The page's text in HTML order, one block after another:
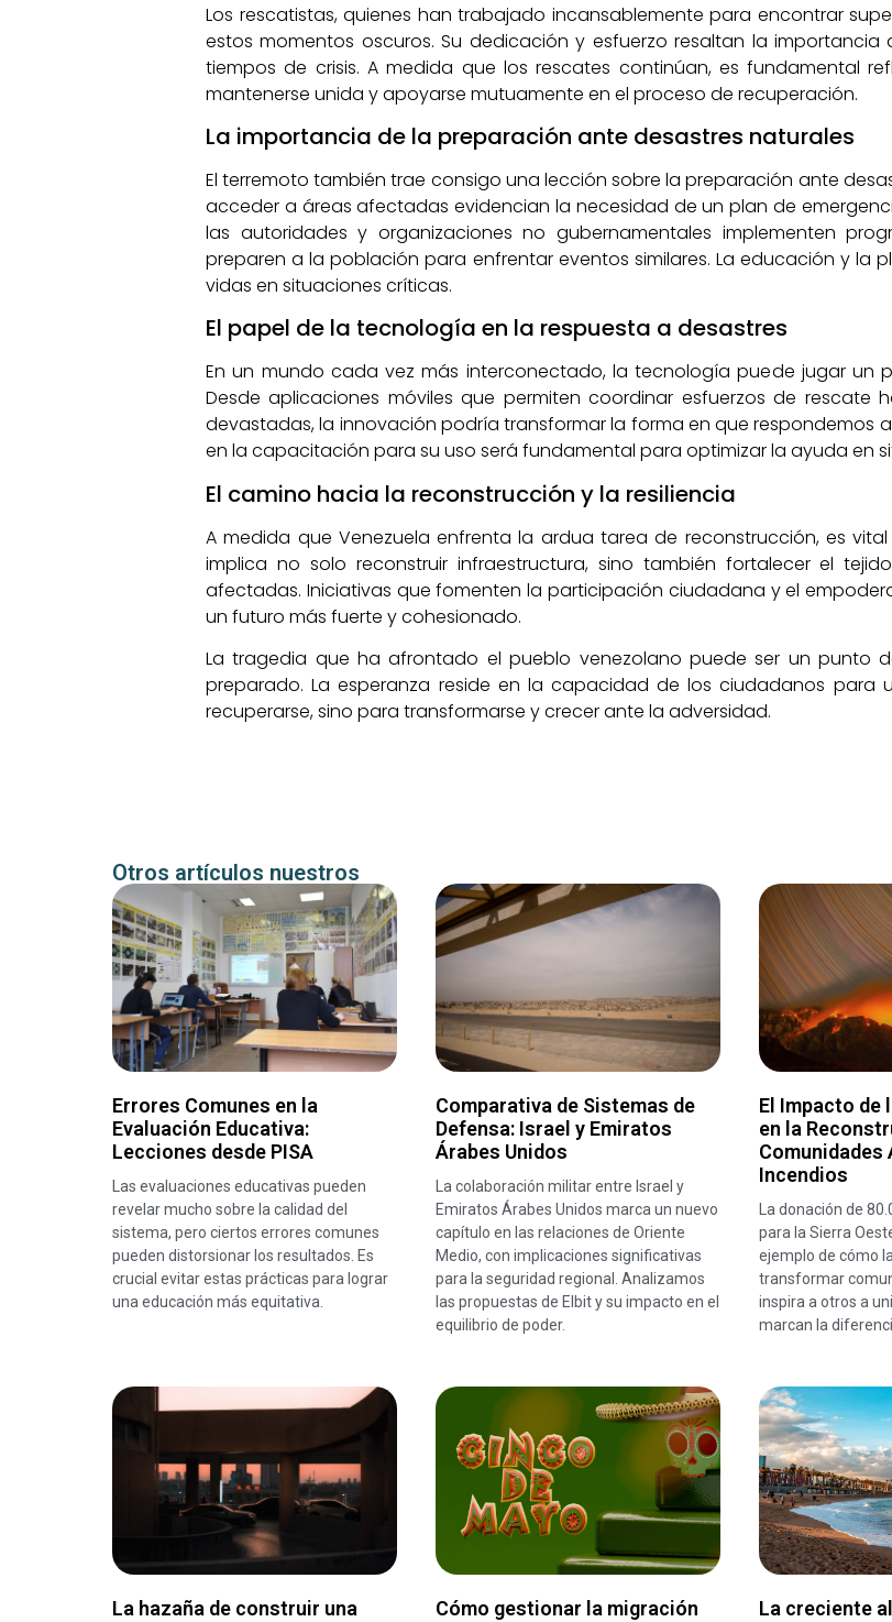
Los rescatistas, quienes han trabajado incansablemente para encontrar
estos momentos oscuros. Su dedicación y esfuerzo resaltan la
tiempos de crisis. A medida que los rescates continúan, es fundamental
mantenerse unida y apoyarse mutuamente en el proceso de recuperación.
La importancia de la preparación ante desastres naturales
El terremoto también trae consigo una lección sobre la preparación ante
acceder a áreas afectadas evidencian la necesidad de un plan de
las autoridades y organizaciones no gubernamentales implementen
preparen a la población para enfrentar eventos similares. La educación y la
vidas en situaciones críticas.
El papel de la tecnología en la respuesta a desastres
En un mundo cada vez más interconectado, la tecnología puede jugar un
Desde aplicaciones móviles que permiten coordinar esfuerzos de
devastadas, la innovación podría transformar la forma en que respondemos
en la capacitación para su uso será fundamental para optimizar la ayuda en
El camino hacia la reconstrucción y la resiliencia
A medida que Venezuela enfrenta la ardua tarea de reconstrucción, es
implica no solo reconstruir infraestructura, sino también fortalecer el
afectadas. Iniciativas que fomenten la participación ciudadana y el
un futuro más fuerte y cohesionado.
La tragedia que ha afrontado el pueblo venezolano puede ser un punto
preparado. La esperanza reside en la capacidad de los ciudadanos para
recuperarse, sino para transformarse y crecer ante la adversidad.
Otros artículos nuestros
Errores Comunes en la
Evaluación Educativa:
Lecciones desde PISA
Las evaluaciones educativas pueden
revelar mucho sobre la calidad del
sistema, pero ciertos errores comunes
pueden distorsionar los resultados. Es
crucial evitar estas prácticas para lograr
una educación más equitativa.
Comparativa de Sistemas de
Defensa: Israel y Emiratos
Árabes Unidos
La colaboración militar entre Israel y
Emiratos Árabes Unidos marca un nuevo
capítulo en las relaciones de Oriente
Medio, con implicaciones significativas
para la seguridad regional. Analizamos
las propuestas de Elbit y su impacto en el
equilibrio de poder.
El Impacto de
en la
Comunidades
Incendios
La donación de
para la Sierra
ejemplo de cómo
transformar
inspira a otros a
marcan la
La hazaña de construir una
Cómo gestionar la migración
La creciente